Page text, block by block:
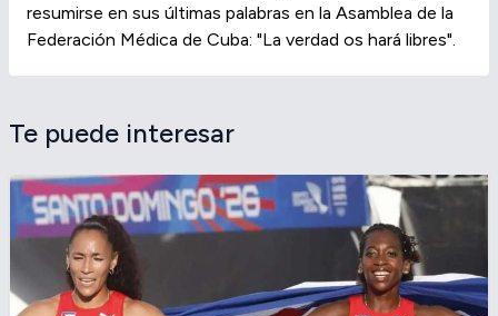
resumirse en sus últimas palabras en la Asamblea de la
Federación Médica de Cuba: "La verdad os hará libres".
Te puede interesar